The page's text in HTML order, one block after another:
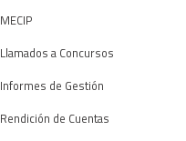
MECIP
Llamados a Concursos
Informes de Gestión
Rendición de Cuentas